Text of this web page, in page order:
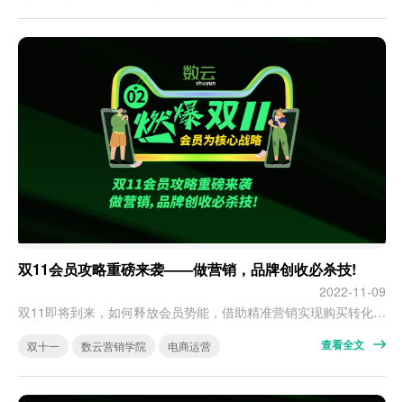
双11会员攻略重磅来袭——做营销，品牌创收必杀技!
2022-11-09
双11即将到来，如何释放会员势能，借助精准营销实现购买转化，修炼品牌创收“必杀技”？ 关键动作一：人群精细化分层 营销，是企业必须要做的一件事。 在数仔看来，营销不是不计成本的通投，而是精准化的人群营销。精准营销的前提，就是人群的精细化分层。 数云数据赢家的人群工坊、人群营销提供数十种划分人群维度及人群组合计算方式，帮助品牌实现营销对象的精细化分层。 其中，订单查询的【汇总指标】为数据赢家一大特有…
双十一 数云营销学院 电商运营 查看全文